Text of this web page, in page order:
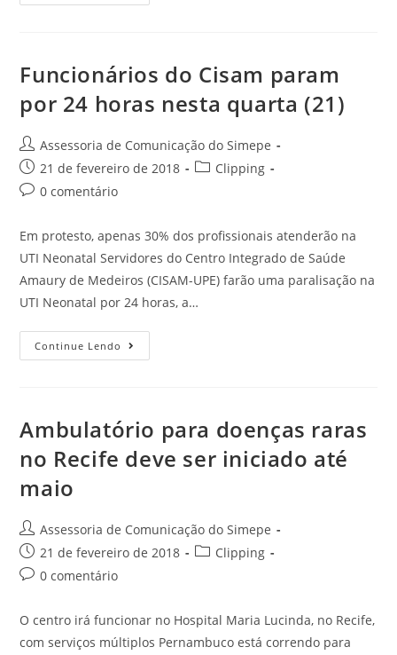
Funcionários do Cisam param
por 24 horas nesta quarta (21)
Assessoria de Comunicação do Simepe
21 de fevereiro de 2018
Clipping
0 comentário
Em protesto, apenas 30% dos profissionais atenderão na
UTI Neonatal Servidores do Centro Integrado de Saúde
Amaury de Medeiros (CISAM-UPE) farão uma paralisação na
UTI Neonatal por 24 horas, a…
Continue Lendo
Ambulatório para doenças raras
no Recife deve ser iniciado até
maio
Assessoria de Comunicação do Simepe
21 de fevereiro de 2018
Clipping
0 comentário
O centro irá funcionar no Hospital Maria Lucinda, no Recife,
com serviços múltiplos Pernambuco está correndo para